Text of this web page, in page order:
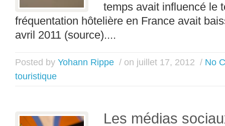
temps avait influencé le
fréquentation hôtelière en France avait
avril 2011 (source)....
Posted by Yohann Rippe / on juillet 17, 2012 / No
touristique
Les médias